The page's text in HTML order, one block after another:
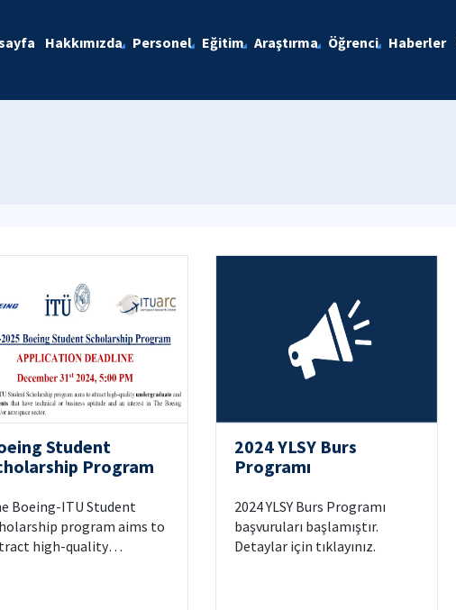
Hakkımızda Personel Eğitim Araştırma Öğrenci Haberler
Student
Program
Boeing-ITU Student
program aims to
high-quality
2024 YLSY Burs
Programı
2024 YLSY Burs Programı
başvuruları başlamıştır.
Detaylar için tıklayınız.